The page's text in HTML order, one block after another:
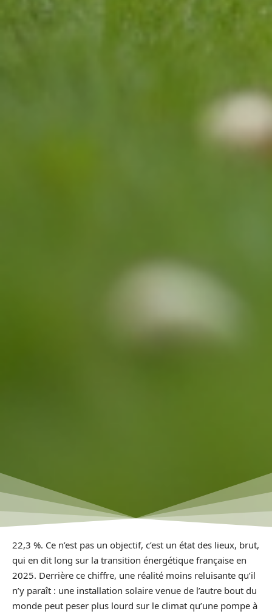
22,3 %. Ce n’est pas un objectif, c’est un état des lieux, brut,
qui en dit long sur la transition énergétique française en
2025. Derrière ce chiffre, une réalité moins reluisante qu’il
n’y paraît : une installation solaire venue de l’autre bout du
monde peut peser plus lourd sur le climat qu’une pompe à